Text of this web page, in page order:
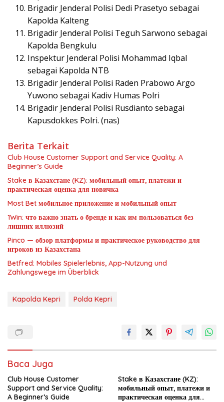
Brigadir Jenderal Polisi Dedi Prasetyo sebagai
Kapolda Kalteng
Brigadir Jenderal Polisi Teguh Sarwono sebagai
Kapolda Bengkulu
Inspektur Jenderal Polisi Mohammad Iqbal
sebagai Kapolda NTB
Brigadir Jenderal Polisi Raden Prabowo Argo
Yuwono sebagai Kadiv Humas Polri
Brigadir Jenderal Polisi Rusdianto sebagai
Kapusdokkes Polri. (nas)
Berita Terkait
Club House Customer Support and Service Quality: A
Beginner’s Guide
Stake в Казахстане (KZ): мобильный опыт, платежи и
практическая оценка для новичка
Most Bet мобильное приложение и мобильный опыт
1Win: что важно знать о бренде и как им пользоваться без
лишних иллюзий
Pinco — обзор платформы и практическое руководство для
игроков из Казахстана
Betfred: Mobiles Spielerlebnis, App-Nutzung und
Zahlungswege im Überblick
Kapolda Kepri Polda Kepri
Baca Juga
Club House Customer
Support and Service Quality:
A Beginner’s Guide
Stake в Казахстане (KZ):
мобильный опыт, платежи и
практическая оценка для